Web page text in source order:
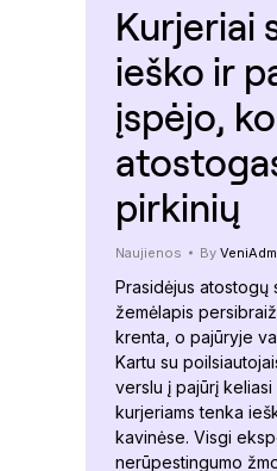
Kurjeriai
ieško ir
įspėjo,
pirkinių
Naujienos By
Prasidėjus atostogų
žemėlapis
krenta, o pajūryje
Kartu su
verslu į pajūrį
kurjeriams tenka
kavinėse. Visgi
nerūpestingumo